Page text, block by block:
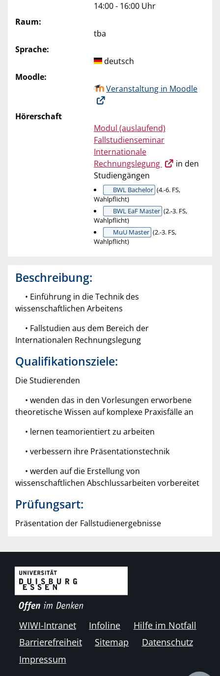
14:00 - 16:00 Uhr
Raum:
tba
Sprache:
deutsch
Moodle:
Veranstaltung in Moodle
Hörerschaft
Modul (auslaufend)
Fallstudienseminar
Internationale
Rechnungslegung
in den
Studiengängen
BWL Bachelor (4.-6. FS,
Wahlpflicht)
BWL EaF Master (2.-3. FS,
Wahlpflicht)
MuU Master (2.-3. FS,
Wahlpflicht)
Beschreibung:
• Einführung in die Technik des
wissenschaftlichen Arbeitens
• Fallstudien aus dem Bereich der
Internationalen Rechnungslegung
Qualifikationsziele:
Die Studierenden
• wenden das in den Vorlesungen erworbene
theoretische Wissen auf komplexe Praxisfälle an
• lernen teamorientiert zu arbeiten
• verbessern ihre Präsentationstechnik
• werden auf die Erstellung von
wissenschaftlichen Abschlussarbeiten vorbereitet
Prüfungsart:
Präsentation der Fallstudienergebnisse
WIWI-Intranet Infoline
Hilfe im Notfall
Barrierefreiheit
Sitemap
Datenschutz
Impressum